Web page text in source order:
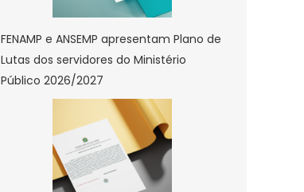
FENAMP e ANSEMP apresentam Plano de
Lutas dos servidores do Ministério
Público 2026/2027